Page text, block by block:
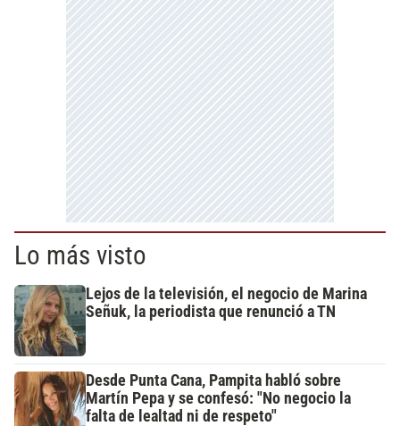
Lo más visto
Lejos de la televisión, el negocio de Marina
Señuk, la periodista que renunció a TN
Desde Punta Cana, Pampita habló sobre
Martín Pepa y se confesó: "No negocio la
falta de lealtad ni de respeto"